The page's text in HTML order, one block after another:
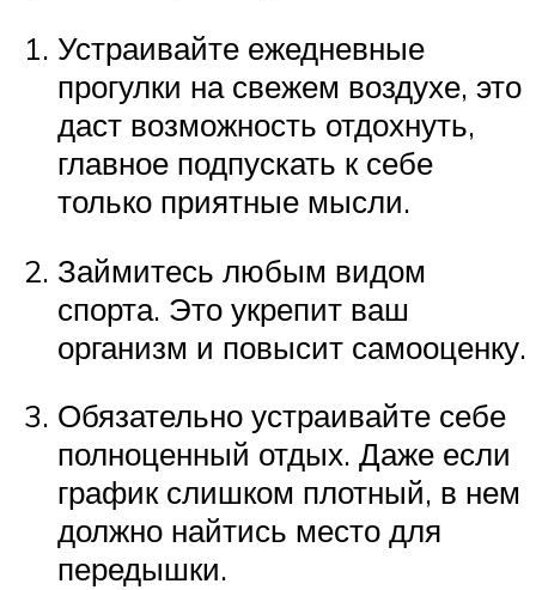
Устраивайте ежедневные
прогулки на свежем воздухе, это
даст возможность отдохнуть,
главное подпускать к себе
только приятные мысли.
Займитесь любым видом
спорта. Это укрепит ваш
организм и повысит самооценку.
Обязательно устраивайте себе
полноценный отдых. Даже если
график слишком плотный, в нем
должно найтись место для
передышки.